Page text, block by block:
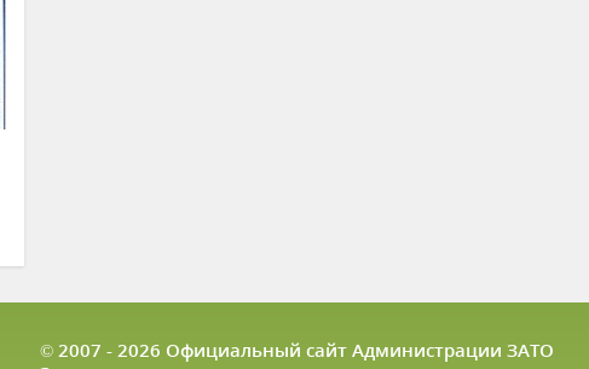
© 2007 - 2026 Официальный сайт Администрации ЗАТО